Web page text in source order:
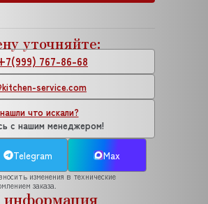
уточняйте:
767-86-68
service.com
что искали?
с нашим менеджером!
Telegram Max
изменения в технические
заказа.